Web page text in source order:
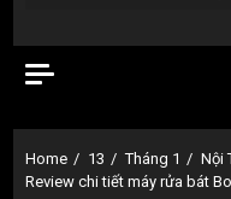
Home 13 Tháng 1
Nội
Review chi tiết máy rửa bát